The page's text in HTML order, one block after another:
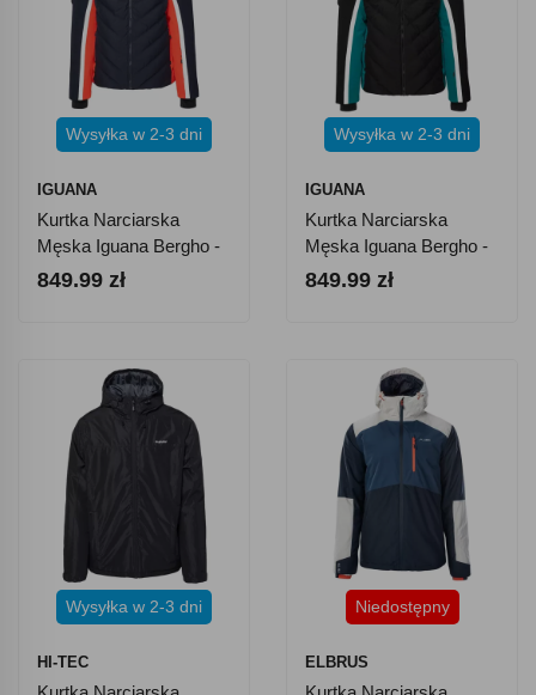
Wysyłka w 2-3 dni
IGUANA
Kurtka Narciarska
Męska Iguana Bergho -
Czerwona
849.99 zł
Wysyłka w 2-3 dni
IGUANA
Kurtka Narciarska
Męska Iguana Bergho -
Zielona
849.99 zł
Wysyłka w 2-3 dni
HI-TEC
Niedostępny
ELBRUS